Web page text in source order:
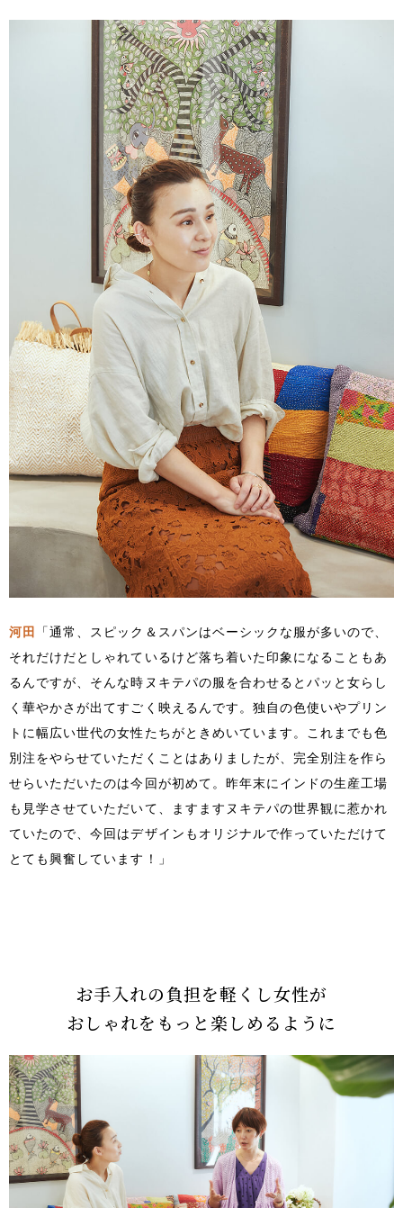
河田
「通常、スピック＆スパンはベーシックな服が多いので、
それだけだとしゃれているけど落ち着いた印象になることもあ
るんですが、そんな時ヌキテパの服を合わせるとパッと女らし
く華やかさが出てすごく映えるんです。独自の色使いやプリン
トに幅広い世代の女性たちがときめいています。これまでも色
別注をやらせていただくことはありましたが、完全別注を作ら
せらいただいたのは今回が初めて。昨年末にインドの生産工場
も見学させていただいて、ますますヌキテパの世界観に惹かれ
ていたので、今回はデザインもオリジナルで作っていただけて
とても興奮しています！」
お手入れの負担を軽くし女性が
おしゃれをもっと楽しめるように